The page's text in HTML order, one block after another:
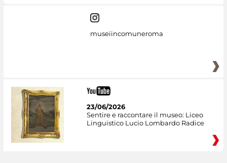
museiincomuneroma
23/06/2026
Sentire e raccontare il museo: Liceo
Linguistico Lucio Lombardo Radice